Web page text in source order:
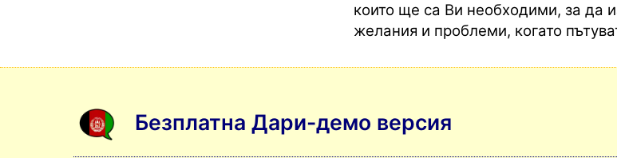
които ще са Ви необходими, за да
желания и проблеми, когато
Безплатна Дари-демо версия